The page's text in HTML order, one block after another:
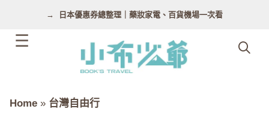
日本優惠券總整理｜藥妝家電、百貨機場一次看
Home » 台灣自由行